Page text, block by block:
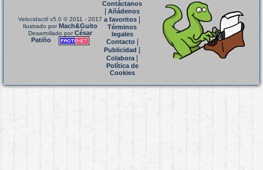
Velocidactil v5.0 © 2011 - 2017
Ilustrado porMach&Guito
Desarrollado porCésar
Patiño
Contáctanos
Añádenos
a favoritos
Términos
legales
Contacto|
Publicidad
Colabora|
Política de
Cookies